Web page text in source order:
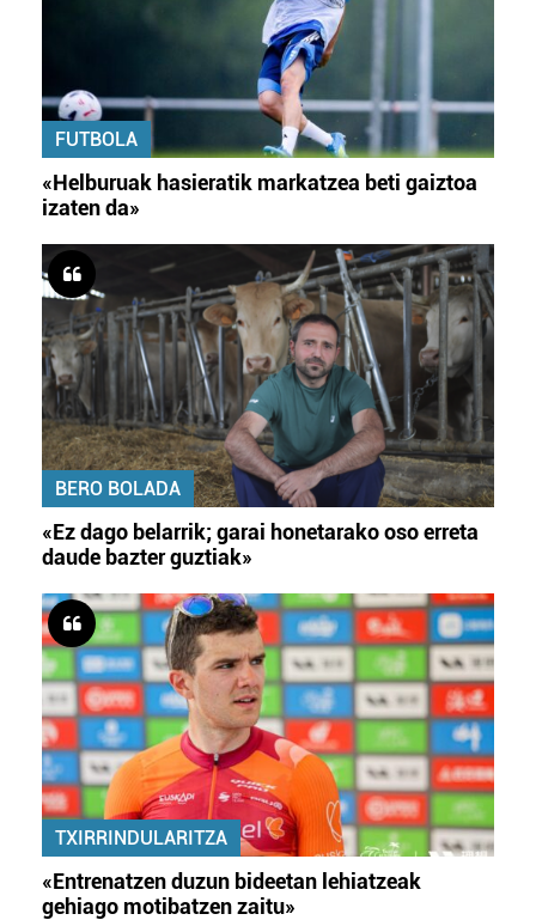
FUTBOLA
«Helburuak hasieratik markatzea beti gaiztoa
izaten da»
BERO BOLADA
«Ez dago belarrik; garai honetarako oso erreta
daude bazter guztiak»
TXIRRINDULARITZA
«Entrenatzen duzun bideetan lehiatzeak
gehiago motibatzen zaitu»